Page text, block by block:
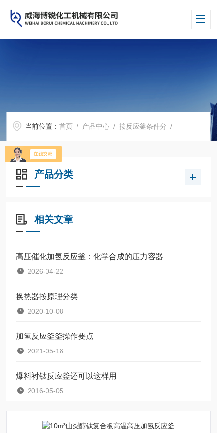
当前位置：首页 / 产品中心 /按反应釜条件分 /
产品分类
相关文章
高压催化加氢反应釜：化学合成的压力容器
2026-04-22
换热器按原理分类
2020-10-08
加氢反应釜釜操作要点
2021-05-18
爆料衬钛反应釜还可以这样用
2016-05-05